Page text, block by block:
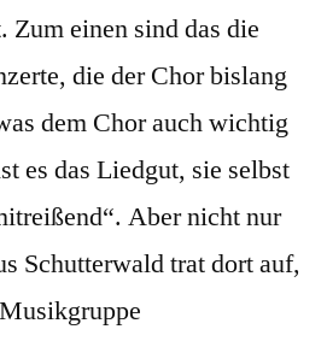
Zum einen sind das die
die der Chor bislang
dem Chor auch wichtig
es das Liedgut, sie selbst
Aber nicht nur
Schutterwald trat dort auf,